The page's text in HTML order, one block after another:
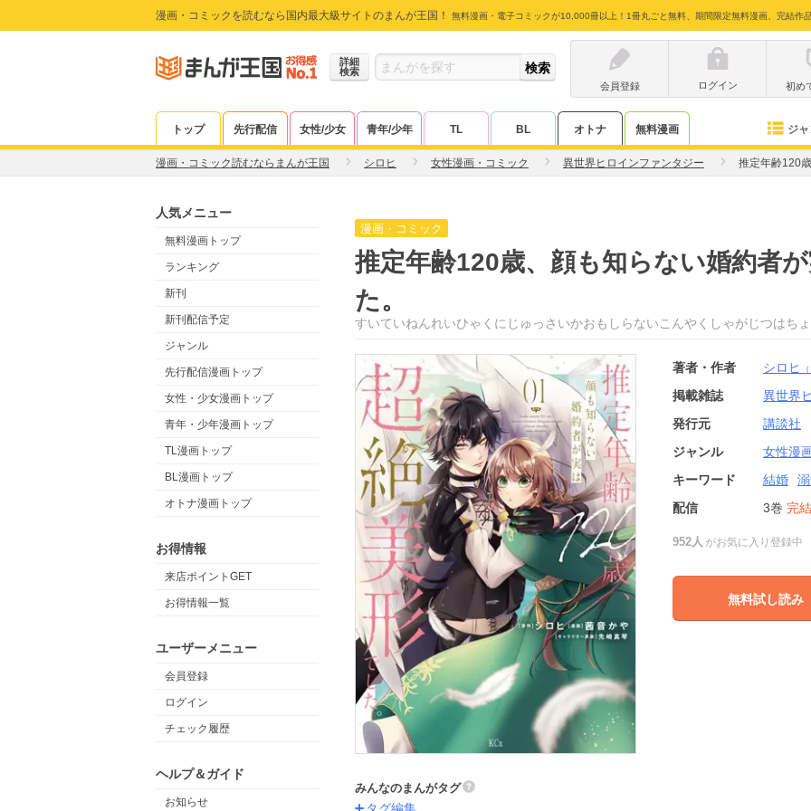
漫画・コミックを読むなら国内最大級サイトのまんが王国！ 無料漫画・電子コミックが10,000冊以上！1冊丸ごと無料、期間限定無料漫画、完結作
詳細
検索
会員登録
ログイン 初め
トップ 先行配信 女性/少女 青年/少年 TL BL オトナ 無料漫画 ジ
漫画・コミック読むならまんが王国 シロヒ 女性漫画・コミック 異世界ヒロインファンタジー 推定年齢120
人気メニュー
無料漫画トップ
ランキング
新刊
新刊配信予定
ジャンル
先行配信漫画トップ
女性・少女漫画トップ
青年・少年漫画トップ
TL漫画トップ
BL漫画トップ
オトナ漫画トップ
お得情報
来店ポイントGET
お得情報一覧
ユーザーメニュー
会員登録
ログイン
チェック履歴
ヘルプ＆ガイド
お知らせ
漫画・コミック
推定年齢120歳、顔も知らない婚約者
た。
すいていねんれいひゃくにじゅっさいかおもしらないこんやくしゃがじつはち
著者・作者 シロヒ
掲載雑誌
異世界
発行元
講談社
ジャンル
女性漫
キーワード
結婚
配信
3巻 完結
952人 がお気に入り登録中
無料試し読み
みんなのまんがタグ
タグ編集